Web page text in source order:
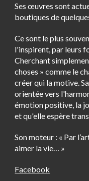
Ses œuvres sont
boutiques de
Ce sont le plus
l'inspirent, par leurs
Cherchant
choses » comme le
créer qui la motive.
orientée vers
émotion positive, la
et qu'elle espère
Son moteur : « Par
aimer la vie… »
Facebook